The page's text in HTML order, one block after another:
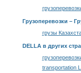
Грузоперевозки –
грузы
DELLA в других
transportation